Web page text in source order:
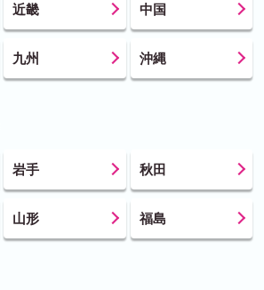
近畿 中国
九州 沖縄
岩手 秋田
山形 福島